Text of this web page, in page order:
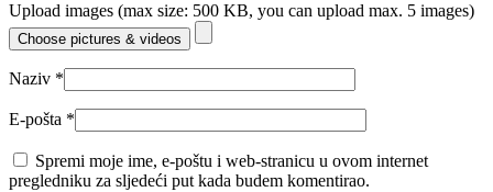
Upload images (max size: 500 KB, you can upload max. 5 images)
Choose pictures & videos
Naziv *
E-pošta *
Spremi moje ime, e-poštu i web-stranicu u ovom internet
pregledniku za sljedeći put kada budem komentirao.